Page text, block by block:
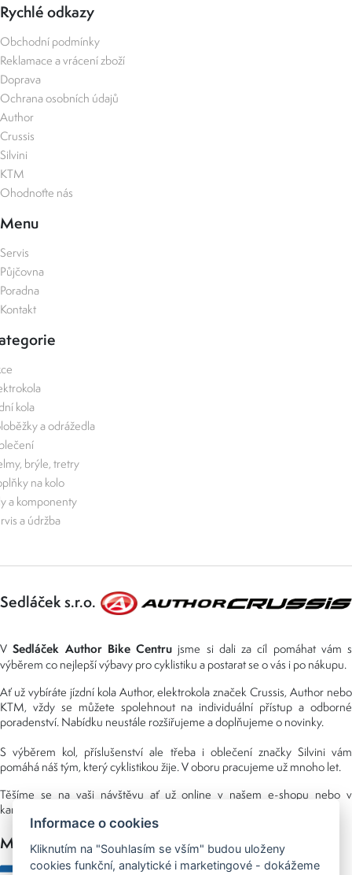
Rychlé odkazy
Obchodní podmínky
Reklamace a vrácení zboží
Doprava
Ochrana osobních údajů
Author
Crussis
Silvini
KTM
Ohodnoťte nás
Menu
Servis
Půjčovna
Poradna
Kontakt
kola
a odrážedla
brýle, tretry
na kolo
a komponenty
a údržba
Sedláček s.r.o.
VSedláček Author Bike Centru jsme si dali za cíl pomáhat vám s
výběrem co nejlepší výbavy pro cyklistiku a postarat se o vás i po nákupu.
Ať už vybíráte jízdní kola Author, elektrokola značek Crussis, Author nebo
KTM, vždy se můžete spolehnout na individuální přístup a odborné
poradenství. Nabídku neustále rozšiřujeme a doplňujeme o novinky.
S výběrem kol, příslušenství ale třeba i oblečení značky Silvini vám
pomáhá náš tým, který cyklistikou žije. V oboru pracujeme už mnoho let.
Těšíme se na vaši návštěvu ať už online v našem e-shopu nebo v
kamenné prodejně, kterou najdete v NS (nákupní středisko) URAN.
Možnosti platby
Informace o cookies
Kliknutím na "Souhlasím se vším" budou uloženy
cookies funkční, analytické i marketingové - dokážeme